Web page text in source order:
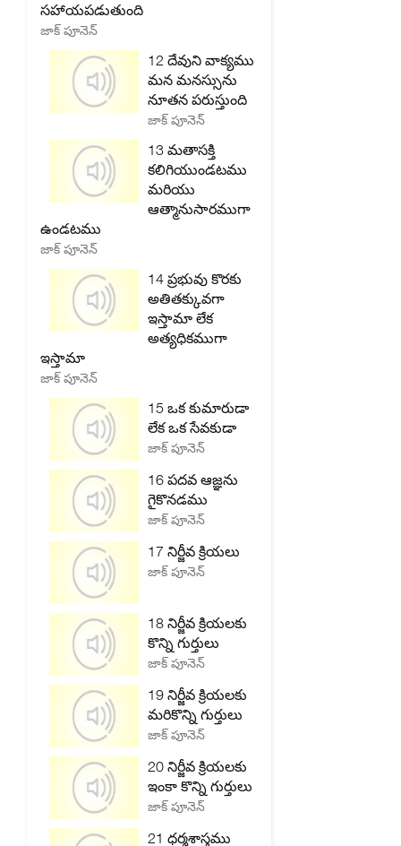
సహాయపడుతుంది
జాక్ పూనెన్
12 దేవుని వాక్యము
మన మనస్సును
నూతన పరుస్తుంది
జాక్ పూనెన్
13 మతాసక్తి
కలిగియుండటము
మరియు
ఆత్మానుసారముగా
ఉండటము
జాక్ పూనెన్
14 ప్రభువు కొరకు
అతితక్కువగా
ఇస్తామా లేక
అత్యధికముగా
ఇస్తామా
జాక్ పూనెన్
15 ఒక కుమారుడా
లేక ఒక సేవకుడా
జాక్ పూనెన్
16 పదవ ఆజ్ఞను
గైకొనడము
జాక్ పూనెన్
17 నిర్జీవ క్రియలు
జాక్ పూనెన్
18 నిర్జీవ క్రియలకు
కొన్ని గుర్తులు
జాక్ పూనెన్
19 నిర్జీవ క్రియలకు
మరికొన్ని గుర్తులు
జాక్ పూనెన్
20 నిర్జీవ క్రియలకు
ఇంకా కొన్ని గుర్తులు
జాక్ పూనెన్
21 ధర్మశాస్త్రము